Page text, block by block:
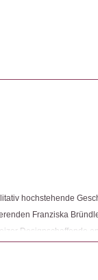
hochstehende
Franziska
Designschaffende
eigene